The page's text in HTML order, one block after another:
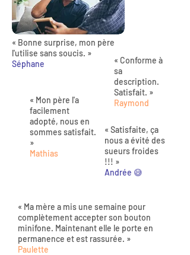
« Bonne surprise, mon père
l'utilise sans soucis. »
Séphane
« Mon père l'a
facilement
adopté, nous en
sommes satisfait.
»
Mathias
« Conforme à
sa
description.
Satisfait. »
Raymond
« Satisfaite, ça
nous a évité des
sueurs froides
!!! »
Andrée 😅
« Ma mère a mis une semaine pour
complètement accepter son bouton
minifone. Maintenant elle le porte en
permanence et est rassurée. »
Paulette